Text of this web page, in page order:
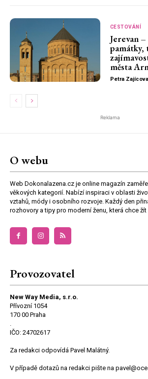
CESTOVÁNÍ
Jerevan
památky,
města
Petra Zajícova
Reklama
O webu
Web Dokonalazena.cz je online magazín
věkových kategorií. Nabízí inspiraci v oblasti
vztahů, módy i osobního rozvoje. Každý den
rozhovory a tipy pro moderní ženu, která chce žít
Provozovatel
New Way Media, s.r.o.
Přívozní 1054
170 00 Praha
IČO: 24702617
Za redakci odpovídá Pavel Malátný.
V případě dotazů na redakci pište na